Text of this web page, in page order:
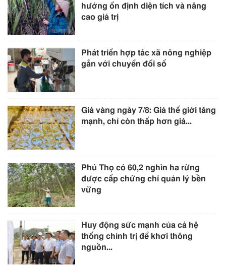
hướng ổn định diện tích và nâng
cao giá trị
Phát triển hợp tác xã nông nghiệp
gắn với chuyển đổi số
Giá vàng ngày 7/8: Giá thế giới tăng
mạnh, chỉ còn thấp hơn giá...
Phú Thọ có 60,2 nghìn ha rừng
được cấp chứng chỉ quản lý bền
vững
Huy động sức mạnh của cả hệ
thống chính trị để khơi thông
nguồn...